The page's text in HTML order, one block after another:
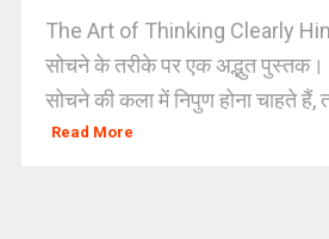
The Art of Thinking Clearly
सोचने के तरीके पर एक अद्भुत पुस्तक।
सोचने की कला में निपुण होना चाहते
Read More